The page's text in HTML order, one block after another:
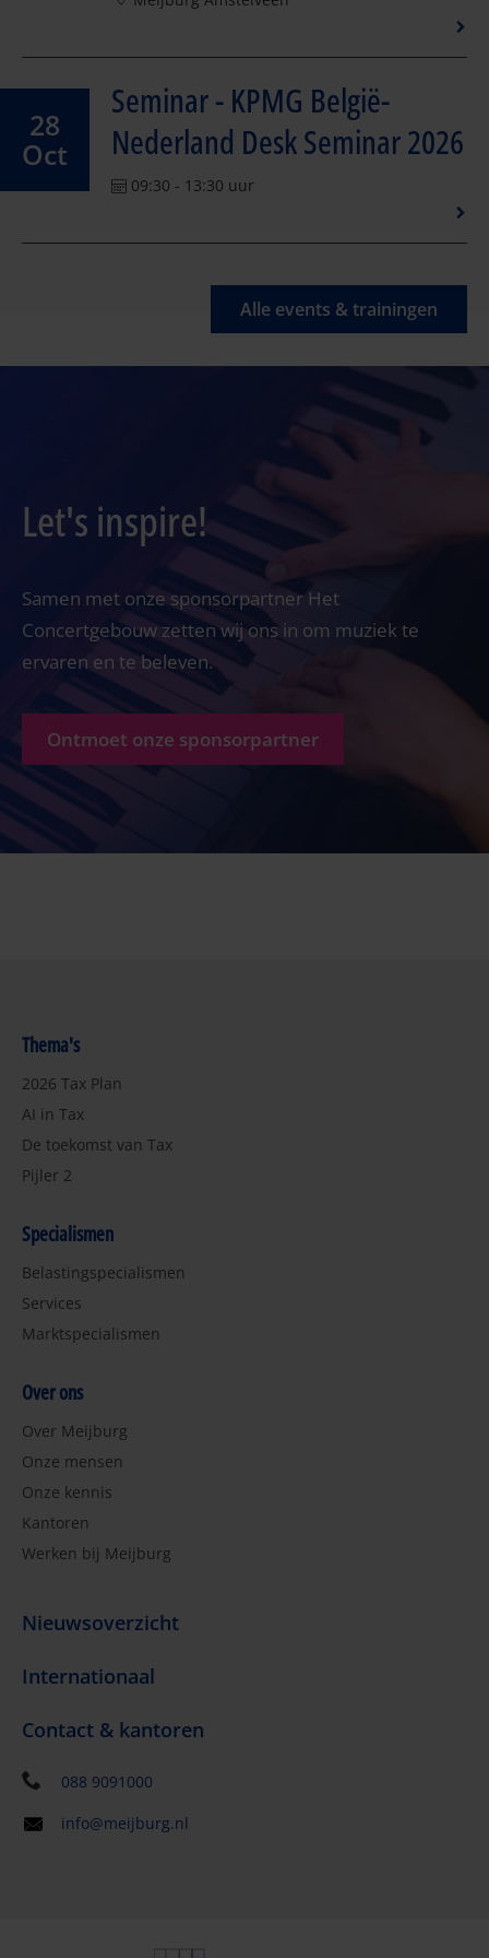
28
Oct
Seminar - KPMG België-
Nederland Desk Seminar 2026
09:30 - 13:30 uur
Alle events & trainingen
Let's inspire!
Samen met onze sponsorpartner Het
Concertgebouw zetten wij ons in om muziek te
ervaren en te beleven.
Ontmoet onze sponsorpartner
Thema's
2026 Tax Plan
AI in Tax
De toekomst van Tax
Pijler 2
Specialismen
Belastingspecialismen
Services
Marktspecialismen
Over ons
Over Meijburg
Onze mensen
Onze kennis
Kantoren
Werken bij Meijburg
Nieuwsoverzicht
Internationaal
Contact & kantoren
088 9091000
info@meijburg.nl